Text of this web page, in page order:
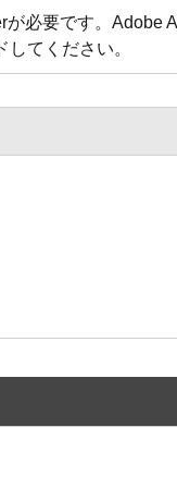
必要です。Adobe
てください。